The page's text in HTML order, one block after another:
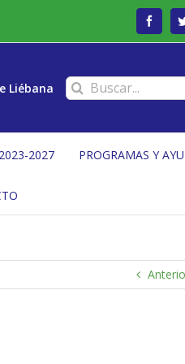
Liébana Buscar:
2027 PROGRAMAS Y